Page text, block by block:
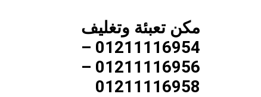
مكن تعبئة وتغليف
01211116954 –
01211116956 –
01211116958